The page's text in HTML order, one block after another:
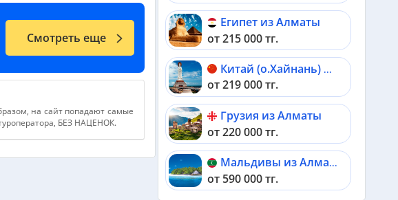
Смотреть еще
на сайт попадают самые
БЕЗ НАЦЕНОК.
Египет из Алматы
от 215 000 тг.
Китай (о.Хайнань) из Алматы
от 219 000 тг.
Грузия из Алматы
от 220 000 тг.
Мальдивы из Алматы
от 590 000 тг.